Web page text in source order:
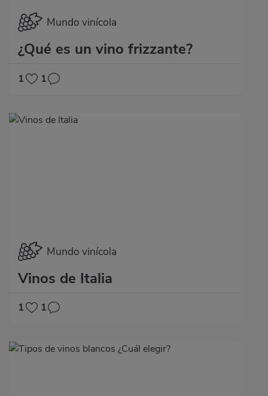
Mundo vinícola
¿Qué es un vino frizzante?
1 1
Mundo vinícola
Vinos de Italia
1 1